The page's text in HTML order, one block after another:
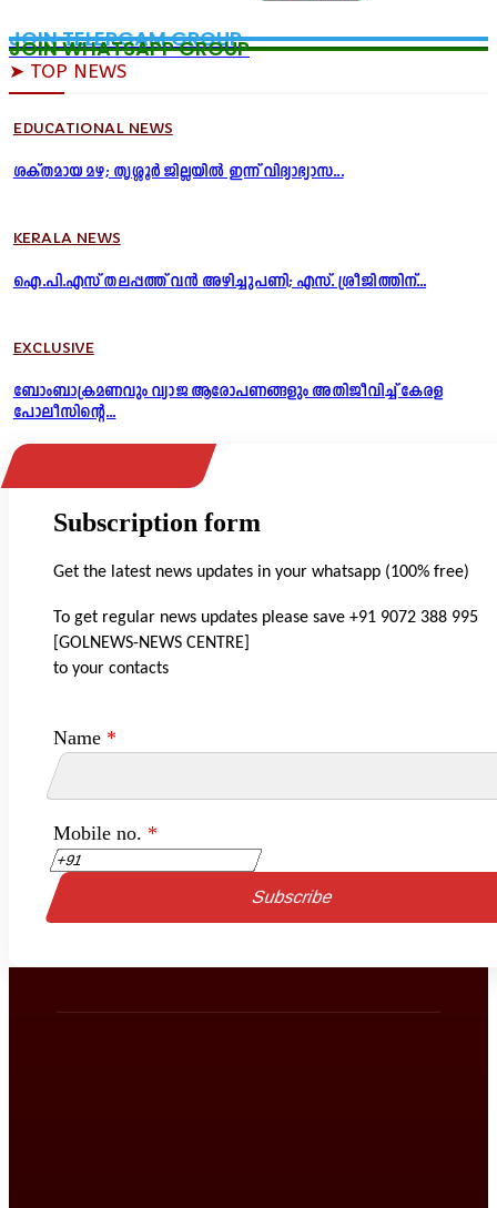
JOIN TELERGAM GROUP
JOIN WHATSAPP GROUP
➤ TOP NEWS
EDUCATIONAL NEWS
ശക്തമായ മഴ; തൃശ്ശൂർ ജില്ലയിൽ ഇന്ന് വിദ്യാഭ്യാസ...
KERALA NEWS
ഐ.പി.എസ് തലപ്പത്ത് വൻ അഴിച്ചുപണി; എസ്. ശ്രീജിത്തിന്...
EXCLUSIVE
ബോംബാക്രമണവും വ്യാജ ആരോപണങ്ങളും അതിജീവിച്ച് കേരള
പോലീസിന്റെ...
Subscription form
Get the latest news updates in your whatsapp (100% free)
To get regular news updates please save +91 9072 388 995
[GOLNEWS-NEWS CENTRE]
to your contacts
Name *
Mobile no. *